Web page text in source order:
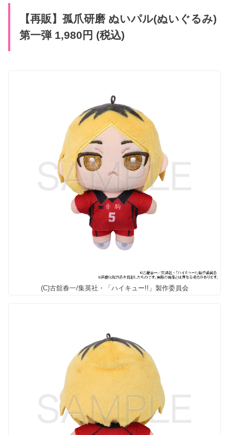
【再販】​孤爪研磨 ぬいパル(ぬいぐる​み)
第一弾 1,980円 (税込)
(C)古舘春一/集英社・「ハイキュー!!」製作委員会